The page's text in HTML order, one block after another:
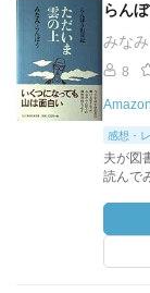
らん
みな
8
感想・
夫が図
読んで